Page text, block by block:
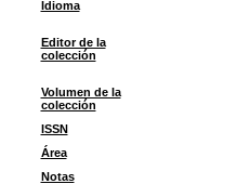
Idioma
Editor de la
colección
Volumen de la
colección
ISSN
Área
Notas